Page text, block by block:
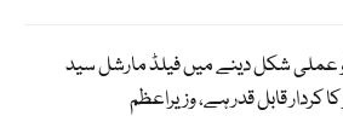
شکل دینے میں فیلڈ مارشل سید
کردار قابل قدر ہے، وزیراعظم